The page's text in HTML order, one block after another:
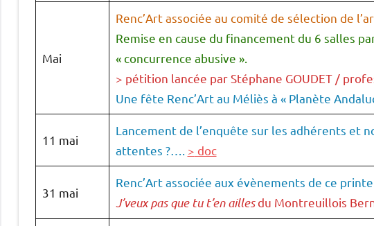
Mai
Renc’Art associée au comité de sélection de
Remise en cause du financement du 6 salles
« concurrence abusive ».
> pétition lancée par Stéphane GOUDET /
Une fête Renc’Art au Méliès à « Planète
11 mai
Lancement de l’enquête sur les adhérents et
attentes ?….
> doc
31 mai
Renc’Art associée aux évènements de ce
J’veux pas que tu t’en aillesdu Montreuillois